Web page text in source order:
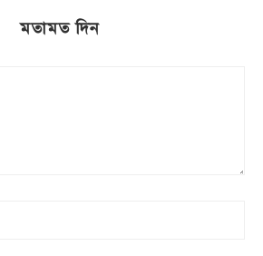
মতামত দিন